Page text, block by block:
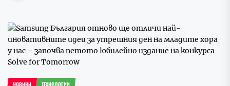
НОВИНИ ТЕХНОЛОГИИ